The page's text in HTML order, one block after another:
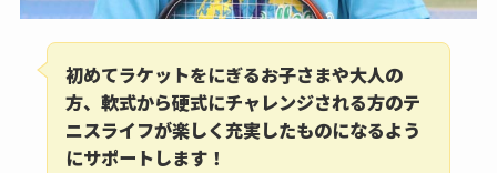
初めてラケットをにぎるお子さまや大人の
方、軟式から硬式にチャレンジされる方のテ
ニスライフが楽しく充実したものになるよう
にサポートします！